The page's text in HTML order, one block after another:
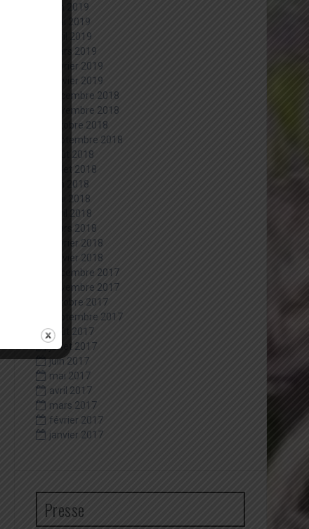
juin 2019
mai 2019
avril 2019
mars 2019
février 2019
janvier 2019
décembre 2018
novembre 2018
octobre 2018
septembre 2018
août 2018
juillet 2018
juin 2018
mai 2018
avril 2018
mars 2018
février 2018
janvier 2018
décembre 2017
novembre 2017
octobre 2017
septembre 2017
août 2017
juillet 2017
juin 2017
mai 2017
avril 2017
mars 2017
février 2017
janvier 2017
Presse